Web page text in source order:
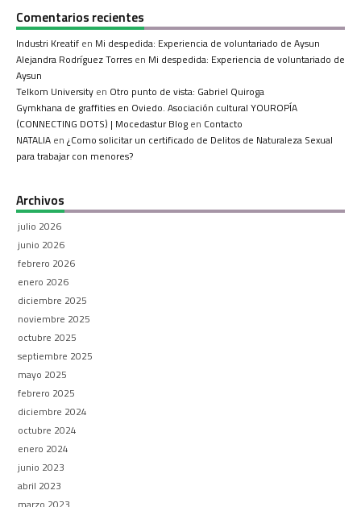
Comentarios recientes
Industri Kreatif en Mi despedida: Experiencia de voluntariado de Aysun
Alejandra Rodríguez Torres en Mi despedida: Experiencia de voluntariado de
Aysun
Telkom University en Otro punto de vista: Gabriel Quiroga
Gymkhana de graffities en Oviedo. Asociación cultural YOUROPÍA
(CONNECTING DOTS) | Mocedastur Blog en Contacto
NATALIA en ¿Como solicitar un certificado de Delitos de Naturaleza Sexual
para trabajar con menores?
Archivos
julio 2026
junio 2026
febrero 2026
enero 2026
diciembre 2025
noviembre 2025
octubre 2025
septiembre 2025
mayo 2025
febrero 2025
diciembre 2024
octubre 2024
enero 2024
junio 2023
abril 2023